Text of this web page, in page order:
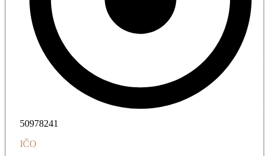
50978241
IČO